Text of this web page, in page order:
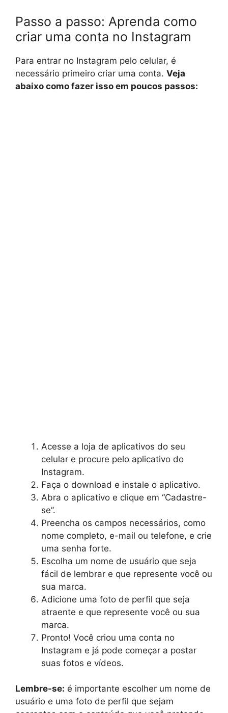
Passo a passo: Aprenda como
criar uma conta no Instagram
Para entrar no Instagram pelo celular, é
necessário primeiro criar uma conta. Veja
abaixo como fazer isso em poucos passos:
Acesse a loja de aplicativos do seu
celular e procure pelo aplicativo do
Instagram.
Faça o download e instale o aplicativo.
Abra o aplicativo e clique em “Cadastre-
se”.
Preencha os campos necessários, como
nome completo, e-mail ou telefone, e crie
uma senha forte.
Escolha um nome de usuário que seja
fácil de lembrar e que represente você ou
sua marca.
Adicione uma foto de perfil que seja
atraente e que represente você ou sua
marca.
Pronto! Você criou uma conta no
Instagram e já pode começar a postar
suas fotos e vídeos.
Lembre-se: é importante escolher um nome de
usuário e uma foto de perfil que sejam